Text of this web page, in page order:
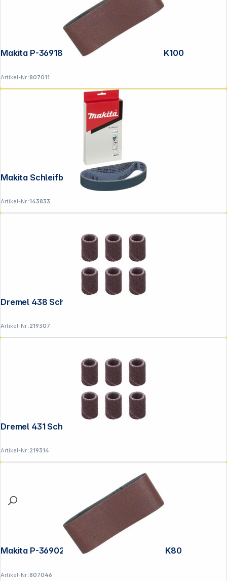
Makita P-36918 Schleifband 100x610mm K100
Artikel-Nr.:807011
Makita Schleifband 30x533mm K80
Artikel-Nr.:143833
Dremel 438 Schleifband P 120
Artikel-Nr.:219307
Dremel 431 Schleifband P 60
Artikel-Nr.:219314
Makita P-36902 Schleifband 100x610mm K80
Artikel-Nr.:807046